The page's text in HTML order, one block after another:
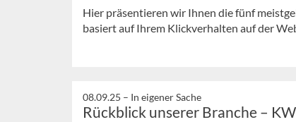
Hier präsentieren wir Ihnen die fünf
basiert auf Ihrem Klickverhalten auf der
08.09.25 – In eigener Sache
Rückblick unserer Branche –